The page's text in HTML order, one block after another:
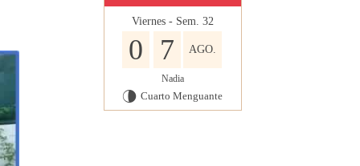
Viernes - Sem. 32
0 7 AGO.
Nadia
U Cuarto Menguante